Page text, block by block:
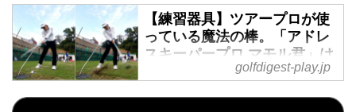
フダイジェストの公式総合サイ
ト・ゴルフへ行こうWEB by ゴル
フダイジェスト
内。ゴルフ場会員権の売買、ゴル
フダイジェストだけのお得なメン
バーシップ情報。初心者・アベレ
ージから上級者も楽しめる厳選ゴ
ルフ特集を毎日配信。編集の目利
きが作るゴルフダイジェストの公
【練習器具】ツアープロが使
っている魔法の棒。「アドレ
スキーパープロ マモル君」は
スウィングをどれだけ守って
golfdigest-play.jp